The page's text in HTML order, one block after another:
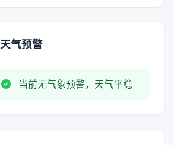
天气预警
当前无气象预警，天气平稳